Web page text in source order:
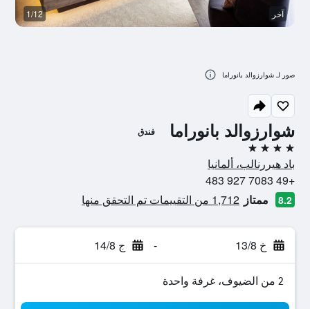
شوارزوالد بانوراما فندق
4 نجوم
باد هيررنالب، ألمانيا
+49 7083 927 483
8.2 ممتاز 1,712 من التقييمات تم التحقق منها
خ 13/8 - ج 14/8
2 من الضيوف، غرفة واحدة
آخر 1/12
صور لـ شوارزوالد بانوراما